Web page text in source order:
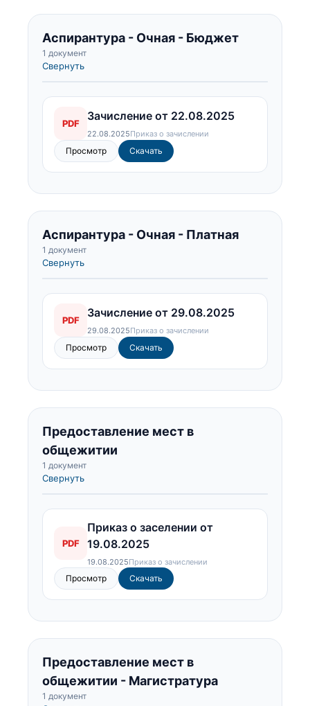
Аспирантура - Очная - Бюджет
1 документ
Свернуть
PDF
Зачисление от 22.08.2025
22.08.2025Приказ о зачислении
Просмотр Скачать
Аспирантура - Очная - Платная
1 документ
Свернуть
PDF
Зачисление от 29.08.2025
29.08.2025Приказ о зачислении
Просмотр Скачать
Предоставление мест в
общежитии
1 документ
Свернуть
PDF
Приказ о заселении от
19.08.2025
19.08.2025Приказ о зачислении
Просмотр Скачать
Предоставление мест в
общежитии - Магистратура
1 документ